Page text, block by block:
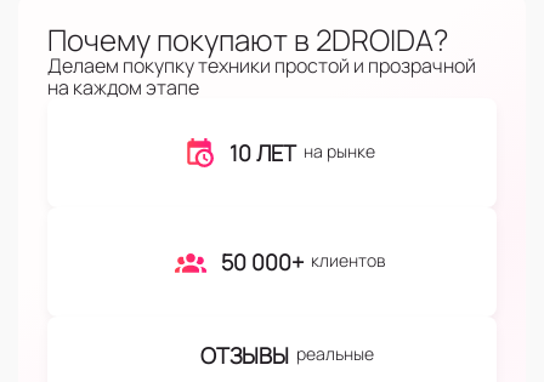
Почему покупают в 2DROIDA?
Делаем покупку техники простой и прозрачной
на каждом этапе
10 ЛЕТ на рынке
50 000+ клиентов
ОТЗЫВЫ реальные